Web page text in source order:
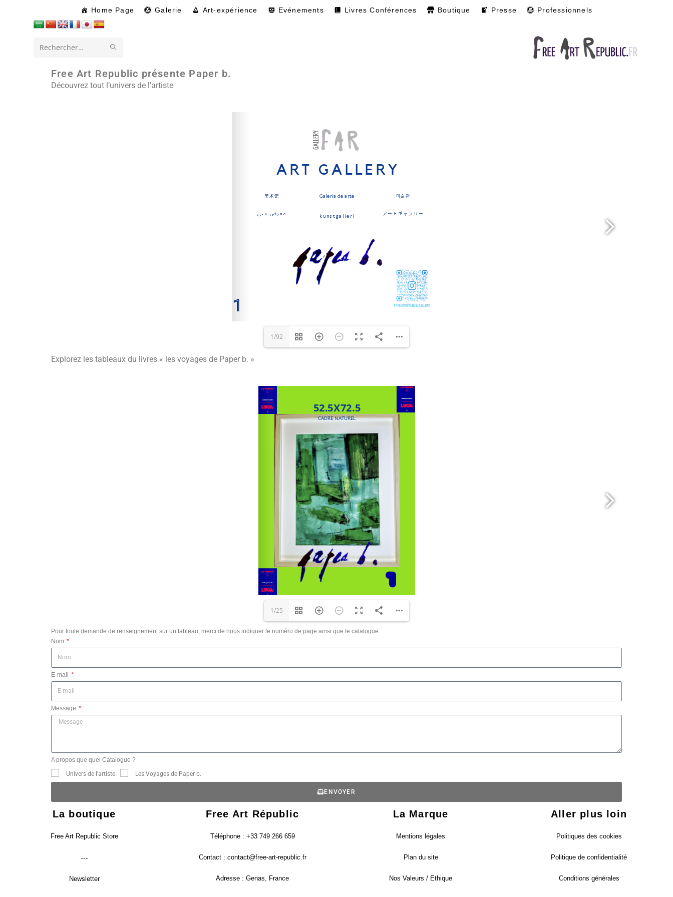
Home Page Galerie Art-expérience Evénements Livres Conférences Boutique Presse Professionnels
Rechercher
Free Art Republic présente Paper b.
Découvrez tout l’univers de l’artiste
1/92
Explorez les tableaux du livres « les voyages de Paper b. »
1/25
Pour toute demande de renseignement sur un tableau, merci de nous indiquer le numéro de page ainsi que le catalogue.
Nom
E-mail
Message
A propos que quel Catalogue ?
Univers de l'artiste
Les Voyages de Paper b.
ENVOYER
La boutique
Free Art Republic Store
---
Newsletter
Free Art Républic
Téléphone : +33 749 266 659
Contact : contact@free-art-republic.fr
Adresse : Genas, France
La Marque
Mentions légales
Plan du site
Nos Valeurs / Ethique
Aller plus loin
Politiques des cookies
Politique de confidentialité
Conditions générales